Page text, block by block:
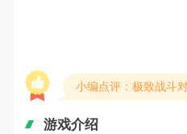
小编点评：极致战斗
游戏介绍